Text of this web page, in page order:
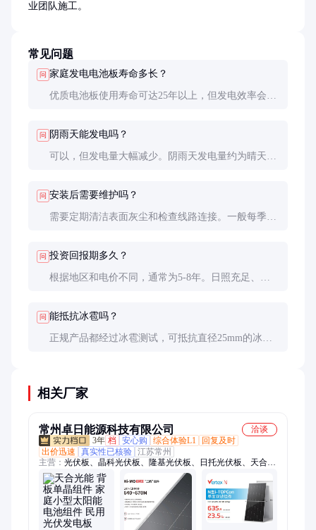
业团队施工。
常见问题
问 家庭发电电池板寿命多长？
优质电池板使用寿命可达25年以上，但发电效率会逐
问 阴雨天能发电吗？
可以，但发电量大幅减少。阴雨天发电量约为晴天的
问 安装后需要维护吗？
需要定期清洁表面灰尘和检查线路连接。一般每季度
问 投资回报期多久？
根据地区和电价不同，通常为5-8年。日照充足、电
问 能抵抗冰雹吗？
正规产品都经过冰雹测试，可抵抗直径25mm的冰雹
相关厂家
常州卓日能源科技有限公司
洽谈
3年 档 安心购 综合体验L1
回复及时
出价迅速
真实性已核验 江苏常州
主营： 光伏板、晶科光伏板、隆基光伏板、日托光伏板、天合光
能